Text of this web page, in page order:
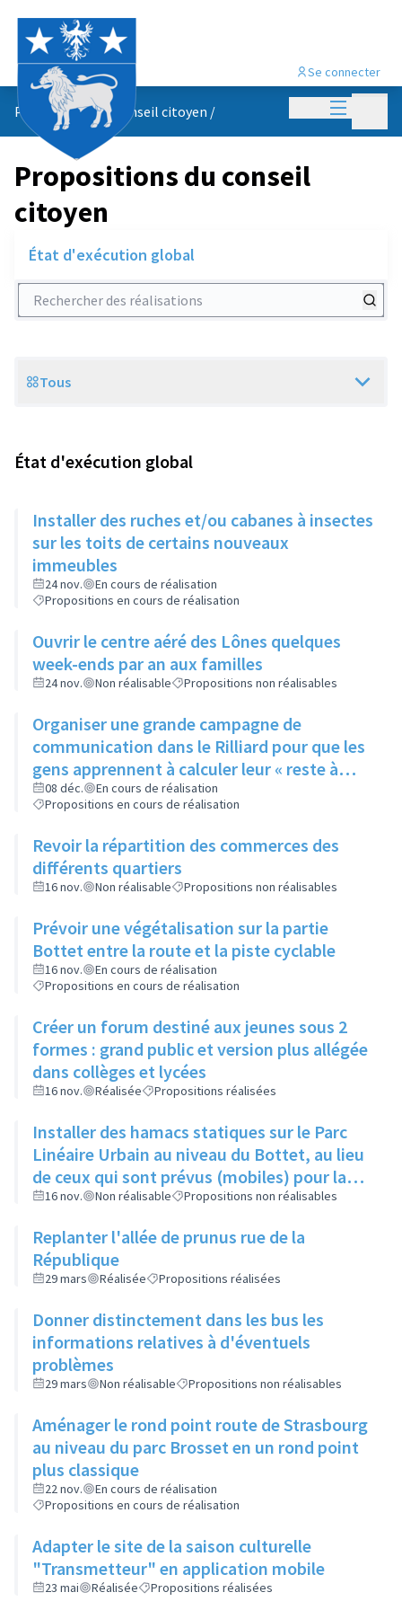
Menu
Se connecter
Propositions du conseil citoyen /
Propositions du conseil
citoyen
État d'exécution global
Rechercher des réalisations
Scope
Tous
État d'exécution global
Installer des ruches et/ou cabanes à insectes
sur les toits de certains nouveaux
immeubles
24 nov.
En cours de réalisation
Propositions en cours de réalisation
Ouvrir le centre aéré des Lônes quelques
week-ends par an aux familles
24 nov. Non réalisable Propositions non réalisables
Organiser une grande campagne de
communication dans le Rilliard pour que les
gens apprennent à calculer leur « reste à
vivre »
08 déc.
En cours de réalisation
Propositions en cours de réalisation
Revoir la répartition des commerces des
différents quartiers
16 nov. Non réalisable Propositions non réalisables
Prévoir une végétalisation sur la partie
Bottet entre la route et la piste cyclable
16 nov.
En cours de réalisation
Propositions en cours de réalisation
Créer un forum destiné aux jeunes sous 2
formes : grand public et version plus allégée
dans collèges et lycées
16 nov. Réalisée Propositions réalisées
Installer des hamacs statiques sur le Parc
Linéaire Urbain au niveau du Bottet, au lieu
de ceux qui sont prévus (mobiles) pour la
limiter la dangerosité
16 nov. Non réalisable Propositions non réalisables
Replanter l'allée de prunus rue de la
République
29 mars Réalisée Propositions réalisées
Donner distinctement dans les bus les
informations relatives à d'éventuels
problèmes
29 mars Non réalisable Propositions non réalisables
Aménager le rond point route de Strasbourg
au niveau du parc Brosset en un rond point
plus classique
22 nov.
En cours de réalisation
Propositions en cours de réalisation
Adapter le site de la saison culturelle
"Transmetteur" en application mobile
23 mai Réalisée Propositions réalisées